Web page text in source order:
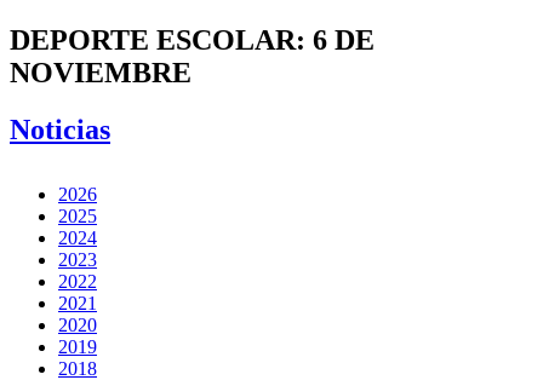
DEPORTE ESCOLAR: 6 DE
NOVIEMBRE
Noticias
2026
2025
2024
2023
2022
2021
2020
2019
2018